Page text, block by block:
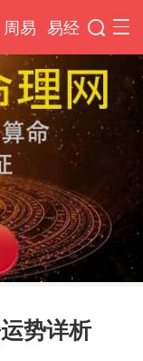
周易 易经
势详析